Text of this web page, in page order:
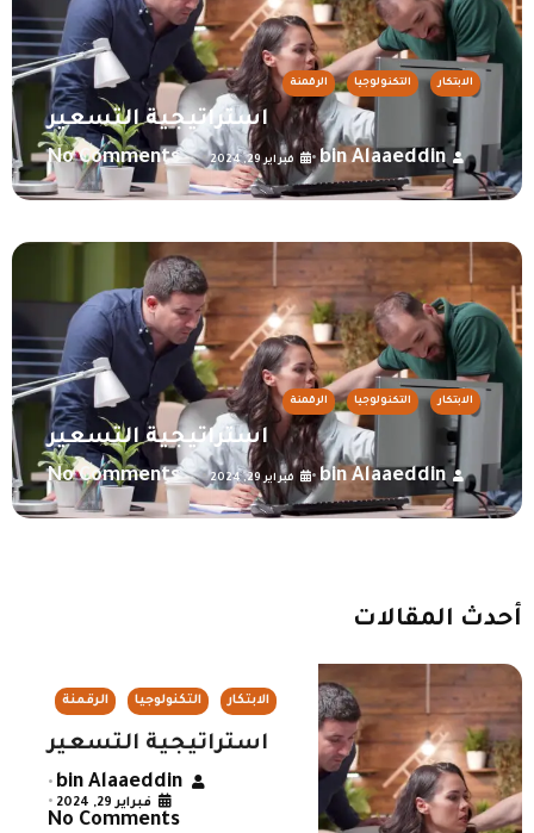
الابتكار التكنولوجيا الرقمنة
استراتيجية التسعير
bin Alaaeddin
• فبراير 29, 2024 •
No Comments
الابتكار التكنولوجيا الرقمنة
استراتيجية التسعير
bin Alaaeddin
• فبراير 29, 2024 •
No Comments
أحدث المقالات
الابتكار التكنولوجيا الرقمنة
استراتيجية التسعير
bin Alaaeddin
•
فبراير 29, 2024
•
No Comments